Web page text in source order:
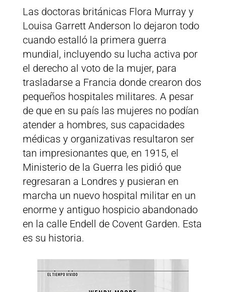
Las doctoras británicas Flora Murray y
Louisa Garrett Anderson lo dejaron todo
cuando estalló la primera guerra
mundial, incluyendo su lucha activa por
el derecho al voto de la mujer, para
trasladarse a Francia donde crearon dos
pequeños hospitales militares. A pesar
de que en su país las mujeres no podían
atender a hombres, sus capacidades
médicas y organizativas resultaron ser
tan impresionantes que, en 1915, el
Ministerio de la Guerra les pidió que
regresaran a Londres y pusieran en
marcha un nuevo hospital militar en un
enorme y antiguo hospicio abandonado
en la calle Endell de Covent Garden. Esta
es su historia.